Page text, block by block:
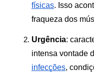
físicas. Isso
fraqueza dos
Urgência:
infecções,